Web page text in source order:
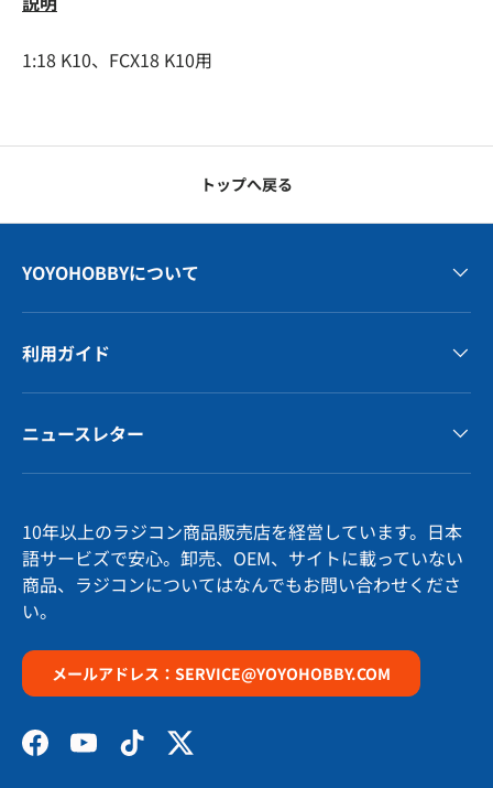
1:18 K10、FCX18 K10用
トップへ戻る
YOYOHOBBYについて
利用ガイド
ニュースレター
10年以上のラジコン商品販売店を経営しています。日本
語サービズで安心。卸売、OEM、サイトに載っていない
商品、ラジコンについてはなんでもお問い合わせくださ
い。
メールアドレス：SERVICE@YOYOHOBBY.COM
FacebookYouTubeTikTokTwitter